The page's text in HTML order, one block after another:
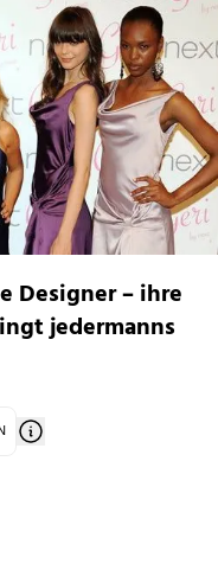
Designer – ihre
jedermanns